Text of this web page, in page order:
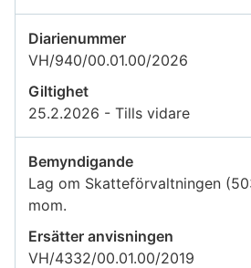
Diarienummer
VH/940/00.01.00/2026
Giltighet
25.2.2026 - Tills vidare
Bemyndigande
Lag om Skatteförvaltningen
mom.
Ersätter anvisningen
VH/4332/00.01.00/2019